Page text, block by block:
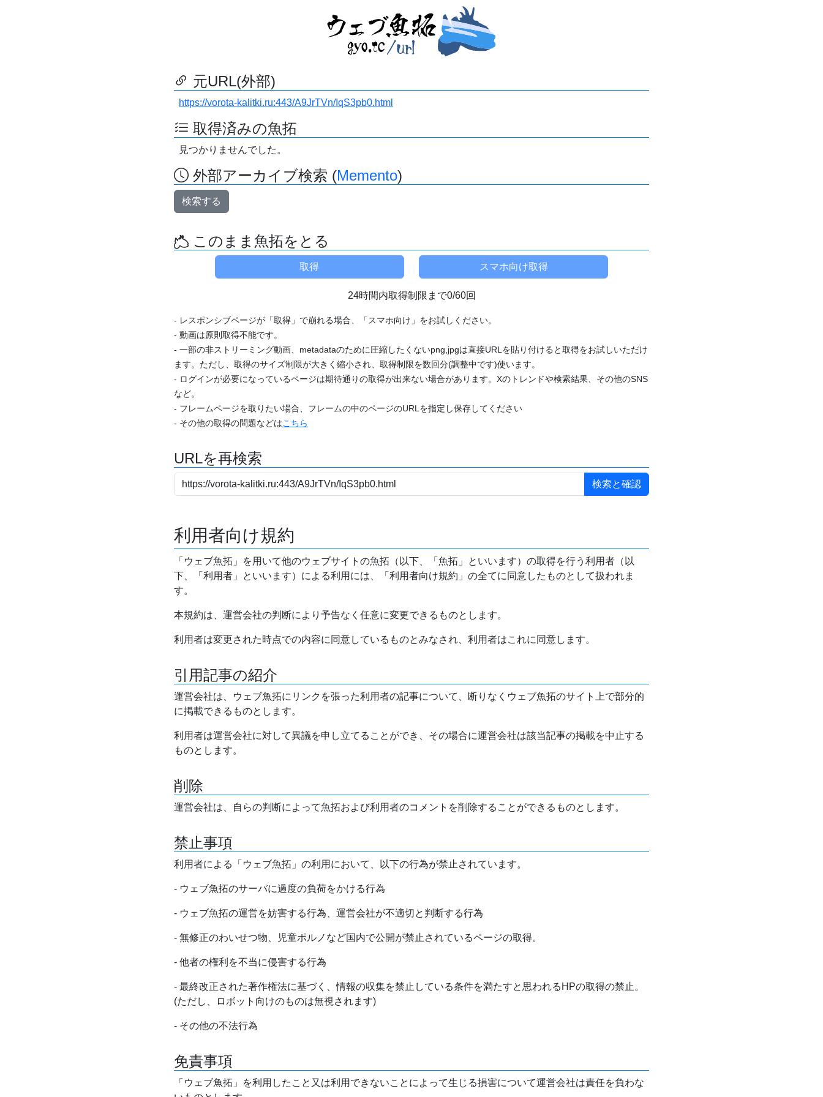
元URL(外部)
https://vorota-kalitki.ru:443/A9JrTVn/IqS3pb0.html
取得済みの魚拓
見つかりませんでした。
外部アーカイブ検索 (Memento)
検索する
このまま魚拓をとる
24時間内取得制限まで0/60回
- レスポンシブページが「取得」で崩れる場合、「スマホ向け」をお試しください。
- 動画は原則取得不能です。
- 一部の非ストリーミング動画、metadataのために圧縮したくないpng,jpgは直接URLを貼り付けると取得をお試しいただけ
ます。ただし、取得のサイズ制限が大きく縮小され、取得制限を数回分(調整中です)使います。
- ログインが必要になっているページは期待通りの取得が出来ない場合があります。Xのトレンドや検索結果、その他のSNS
など。
- フレームページを取りたい場合、フレームの中のページのURLを指定し保存してください
- その他の取得の問題などはこちら
URLを再検索
利用者向け規約
「ウェブ魚拓」を用いて他のウェブサイトの魚拓（以下、「魚拓」といいます）の取得を行う利用者（以
下、「利用者」といいます）による利用には、「利用者向け規約」の全てに同意したものとして扱われま
す。
本規約は、運営会社の判断により予告なく任意に変更できるものとします。
利用者は変更された時点での内容に同意しているものとみなされ、利用者はこれに同意します。
引用記事の紹介
運営会社は、ウェブ魚拓にリンクを張った利用者の記事について、断りなくウェブ魚拓のサイト上で部分的
に掲載できるものとします。
利用者は運営会社に対して異議を申し立てることができ、その場合に運営会社は該当記事の掲載を中止する
ものとします。
削除
運営会社は、自らの判断によって魚拓および利用者のコメントを削除することができるものとします。
禁止事項
利用者による「ウェブ魚拓」の利用において、以下の行為が禁止されています。
- ウェブ魚拓のサーバに過度の負荷をかける行為
- ウェブ魚拓の運営を妨害する行為、運営会社が不適切と判断する行為
- 無修正のわいせつ物、児童ポルノなど国内で公開が禁止されているページの取得。
- 他者の権利を不当に侵害する行為
- 最終改正された著作権法に基づく、情報の収集を禁止している条件を満たすと思われるHPの取得の禁止。
(ただし、ロボット向けのものは無視されます)
- その他の不法行為
免責事項
「ウェブ魚拓」を利用したこと又は利用できないことによって生じる損害について運営会社は責任を負わな